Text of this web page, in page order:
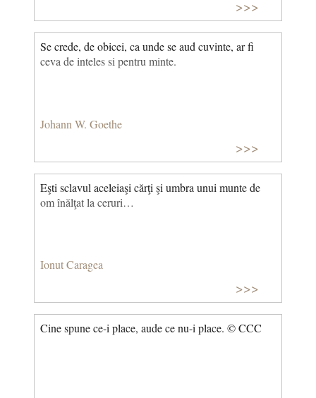
>>>
Se crede, de obicei, ca unde se aud cuvinte, ar fi
ceva de inteles si pentru minte.
Johann W. Goethe
>>>
Eşti sclavul aceleiaşi cărţi şi umbra unui munte de
om înălţat la ceruri…
Ionut Caragea
>>>
Cine spune ce-i place, aude ce nu-i place. © CCC